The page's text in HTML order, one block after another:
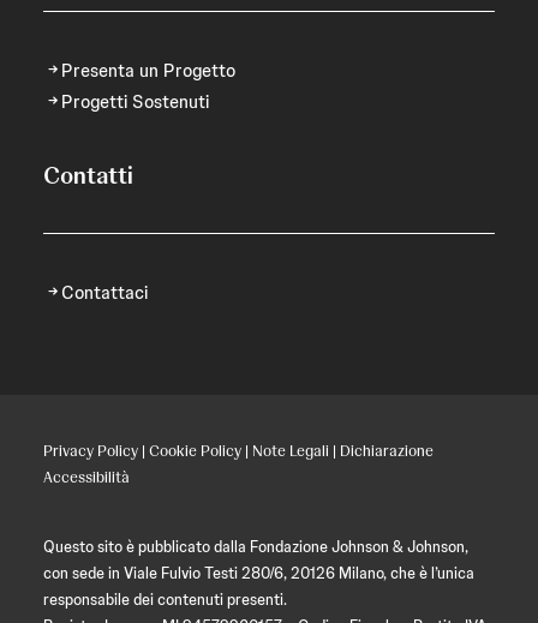
Presenta un Progetto
Progetti Sostenuti
Contatti
Contattaci
Privacy Policy | Cookie Policy | Note Legali | Dichiarazione
Accessibilità
Questo sito è pubblicato dalla Fondazione Johnson & Johnson,
con sede in Viale Fulvio Testi 280/6, 20126 Milano, che è l’unica
responsabile dei contenuti presenti.